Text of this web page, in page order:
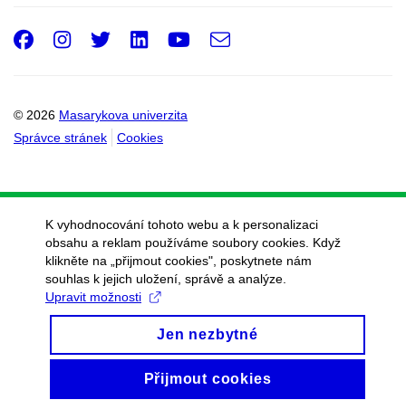
© 2026 Masarykova univerzita
Správce stránek
Cookies
Facebook
Instagram
Twitter
LinkedIn
Youtube
e-
K vyhodnocování tohoto webu a k personalizaci
obsahu a reklam používáme soubory cookies. Když
klikněte na „přijmout cookies", poskytnete nám
souhlas k jejich uložení, správě a analýze.
Upravit možnosti
Jen nezbytné
Přijmout cookies